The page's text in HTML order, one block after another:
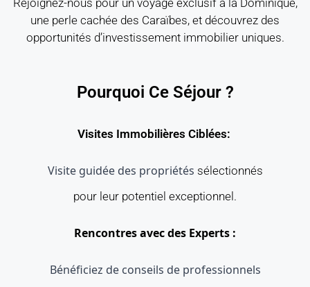
Rejoignez-nous pour un voyage exclusif à la Dominique,
une perle cachée des Caraïbes, et découvrez des
opportunités d’investissement immobilier uniques.
Pourquoi Ce Séjour ?
Visites Immobilières Ciblées:
Visite guidée des propriétés sélectionnés
pour leur potentiel exceptionnel.
Rencontres avec des Experts :
Bénéficiez de conseils de professionnels